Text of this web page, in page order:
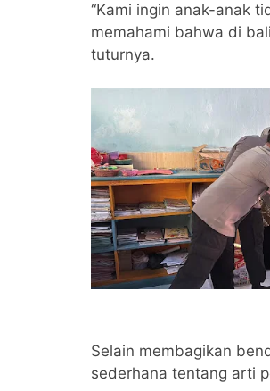
“Kami ingin anak-anak
memahami bahwa di
tuturnya.
Selain membagikan
sederhana tentang arti